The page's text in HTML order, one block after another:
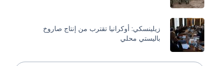
زيلينسكي: أوكرانيا تقترب من إنتاج صاروخ
باليستي محلي